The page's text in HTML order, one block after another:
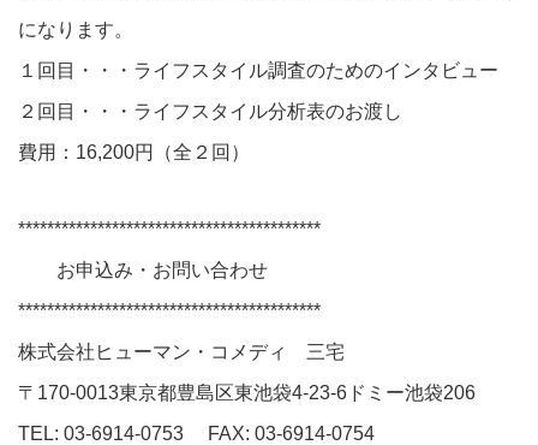
になります。
１回目・・・ライフスタイル調査のためのインタビュー
２回目・・・ライフスタイル分析表のお渡し
費用：16,200円（全２回）
******************************************
お申込み・お問い合わせ
******************************************
株式会社ヒューマン・コメディ 三宅
〒170-0013東京都豊島区東池袋4-23-6ドミー池袋206
TEL: 03-6914-0753 FAX: 03-6914-0754